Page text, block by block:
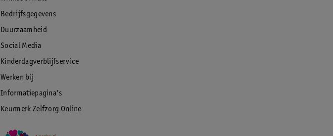
Bedrijfsgegevens
Duurzaamheid
Social Media
Kinderdagverblijfservice
Werken bij
Informatiepagina's
Keurmerk Zelfzorg Online